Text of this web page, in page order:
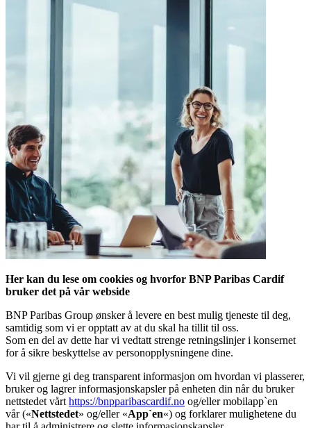
Her kan du lese om cookies og hvorfor BNP Paribas Cardif
bruker det på vår webside
BNP Paribas Group ønsker å levere en best mulig tjeneste til deg,
samtidig som vi er opptatt av at du skal ha tillit til oss.
Som en del av dette har vi vedtatt strenge retningslinjer i konsernet
for å sikre beskyttelse av personopplysningene dine.
Vi vil gjerne gi deg transparent informasjon om hvordan vi plasserer,
bruker og lagrer informasjonskapsler på enheten din når du bruker
nettstedet vårt https://bnpparibascardif.no og/eller mobilapp`en
vår («Nettstedet» og/eller «App`en«) og forklarer mulighetene du